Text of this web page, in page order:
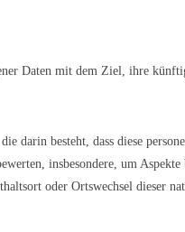
Daten mit dem Ziel, ihre
darin besteht, dass diese
insbesondere, um
oder Ortswechsel dieser